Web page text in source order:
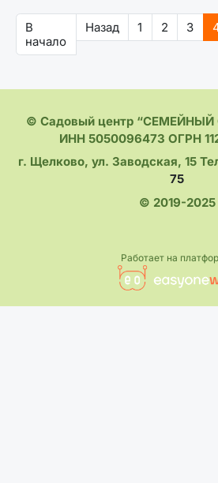
В
начало
Назад 1 2 3
© Садовый центр
ИНН 5050096473 ОГРН
г. Щелково, ул. Заводская, 15
75
© 2019-2025
Работает на